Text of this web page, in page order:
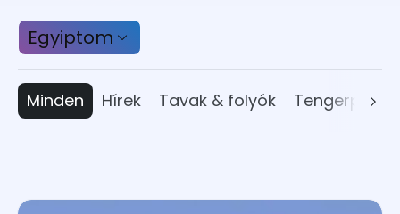
Egyiptom
Minden Hírek Tavak & folyók Tengerpart